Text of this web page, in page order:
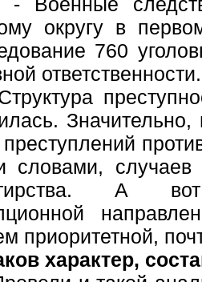
округу в
760
ответственности.
словами, случаев
А
приоритетной,
характер,